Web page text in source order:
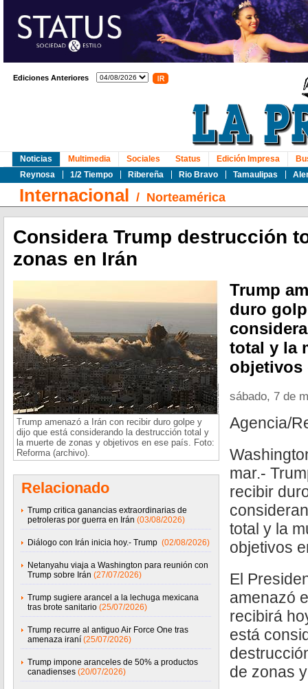
Ediciones Anteriores
Noticias
Reynosa
1/2 Tiempo Ribereña Rio Bravo Tamaulipas
Multimedia Sociales Status Edición Impresa
Internacional / Norteamérica
Considera Trump destrucción
zonas en Irán
Trump amenazó a Irán con recibir duro golpe y
dijo que está considerando la destrucción total y
la muerte de zonas y objetivos en ese país. Foto:
Reforma (archivo).
Relacionado
Trump critica ganancias extraordinarias de
petroleras por guerra en Irán (03/08/2026)
Diálogo con Irán inicia hoy.- Trump (02/08/2026)
Netanyahu viaja a Washington para reunión con
Trump sobre Irán (27/07/2026)
Trump sugiere arancel a la lechuga mexicana
tras brote sanitario (25/07/2026)
Trump recurre al antiguo Air Force One tras
amenaza iraní (25/07/2026)
Trump impone aranceles de 50% a productos
canadienses (20/07/2026)
Trump
duro
total y la
objetivos
sábado, 7 de
Agencia/
mar.-
recibir
total y la
objetivos
El
amenazó
recibirá
está
de zonas